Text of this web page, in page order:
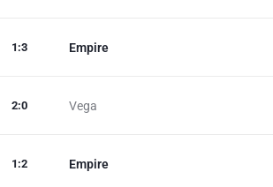
Empire
1 :3
Vega
2:0
Empire
1 :2